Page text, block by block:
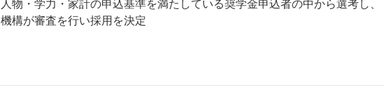
人物・学力・家計の申込基準を満たしている奨学金申込者の中から選考し、
機構が審査を行い採用を決定